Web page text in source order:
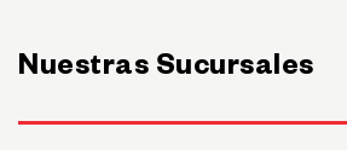
Nuestras Sucursales